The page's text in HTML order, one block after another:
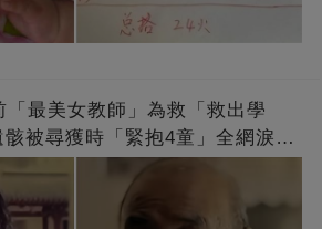
「最美女教師」為救「救出學
被尋獲時「緊抱4童」全網淚
被遺忘